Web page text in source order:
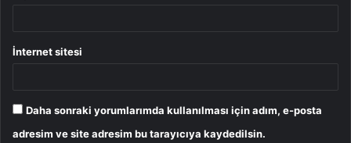
İnternet sitesi
Daha sonraki yorumlarımda kullanılması için adım, e-posta
adresim ve site adresim bu tarayıcıya kaydedilsin.